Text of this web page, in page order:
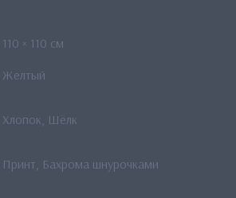
110 × 110 см
Желтый
Хлопок, Шёлк
Принт, Бахрома шнурочками